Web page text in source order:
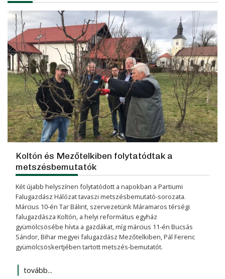
Koltón és Mezőtelkiben folytatódtak a
metszésbemutatók
Két újabb helyszínen folytatódott a napokban a Partiumi
Falugazdász Hálózat tavaszi metszésbemutató-sorozata.
Március 10-én Tar Bálint, szervezetünk Máramaros térségi
falugazdásza Koltón, a helyi református egyház
gyümölcsösébe hívta a gazdákat, míg március 11-én Bucsás
Sándor, Bihar megyei falugazdász Mezőtelkiben, Pál Ferenc
gyümölcsöskertjében tartott metszés-bemutatót.
tovább...